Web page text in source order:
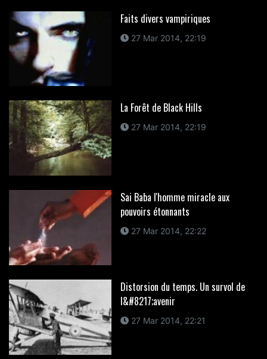
Faits divers vampiriques
27 Mar 2014, 22:19
La Forêt de Black Hills
27 Mar 2014, 22:19
Sai Baba l'homme miracle aux
pouvoirs étonnants
27 Mar 2014, 22:22
Distorsion du temps. Un survol de
l&#8217;avenir
27 Mar 2014, 22:21